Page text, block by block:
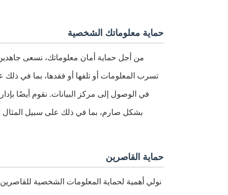
حماية معلوماتك الشخصية
من أجل حماية أمان معلوماتك، نسعى جاهدين
في الوصول إلى مركز البيانات. نقوم أيضًا
بشكل صارم، بما في ذلك على سبيل المثال
حماية القاصرين
نولي أهمية لحماية المعلومات الشخصية